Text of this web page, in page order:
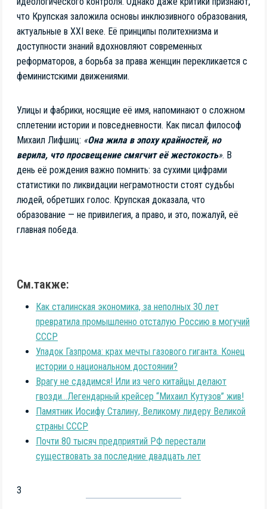
что Крупская заложила основы инклюзивного образования,
актуальные в XXI веке. Её принципы политехнизма и
доступности знаний вдохновляют современных
реформаторов, а борьба за права женщин перекликается с
феминистскими движениями.
Улицы и фабрики, носящие её имя, напоминают о сложном
сплетении истории и повседневности. Как писал философ
Михаил Лифшиц: «Она жила в эпоху крайностей, но
верила, что просвещение смягчит её жестокость». В
день её рождения важно помнить: за сухими цифрами
статистики по ликвидации неграмотности стоят судьбы
людей, обретших голос. Крупская доказала, что
образование — не привилегия, а право, и это, пожалуй, её
главная победа.
См.также:
Как сталинская экономика, за неполных 30 лет
превратила промышленно отсталую Россию в могучий
СССР
Упадок Газпрома: крах мечты газового гиганта. Конец
истории о национальном достоянии?
Врагу не сдадимся! Или из чего китайцы делают
гвозди…Легендарный крейсер “Михаил Кутузов” жив!
Памятник Иосифу Сталину, Великому лидеру Великой
страны СССР
Почти 80 тысяч предприятий РФ перестали
существовать за последние двадцать лет
3